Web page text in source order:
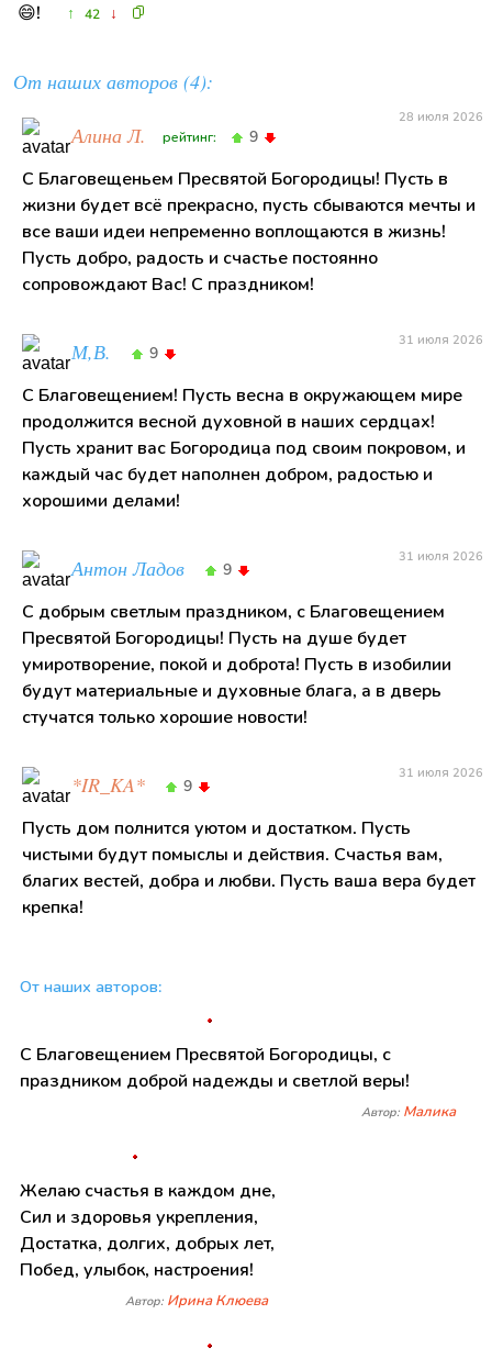
😄!
↑ 42 ↓
От наших авторов (4):
Алина Л. рейтинг: 9
28 июля 2026
С Благовещеньем Пресвятой Богородицы! Пусть в
жизни будет всё прекрасно, пусть сбываются мечты и
все ваши идеи непременно воплощаются в жизнь!
Пусть добро, радость и счастье постоянно
сопровождают Вас! С праздником!
М,В. 9
31 июля 2026
С Благовещением! Пусть весна в окружающем мире
продолжится весной духовной в наших сердцах!
Пусть хранит вас Богородица под своим покровом, и
каждый час будет наполнен добром, радостью и
хорошими делами!
Антон Ладов 9
31 июля 2026
С добрым светлым праздником, с Благовещением
Пресвятой Богородицы! Пусть на душе будет
умиротворение, покой и доброта! Пусть в изобилии
будут материальные и духовные блага, а в дверь
стучатся только хорошие новости!
*IR_KA* 9
31 июля 2026
Пусть дом полнится уютом и достатком. Пусть
чистыми будут помыслы и действия. Счастья вам,
благих вестей, добра и любви. Пусть ваша вера будет
крепка!
От наших авторов:
С Благовещением Пресвятой Богородицы, с
праздником доброй надежды и светлой веры!
Автор: Малика
Желаю счастья в каждом дне,
Сил и здоровья укрепления,
Достатка, долгих, добрых лет,
Побед, улыбок, настроения!
Автор: Ирина Клюева